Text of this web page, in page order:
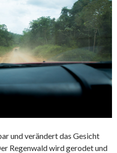
und verändert das Gesicht
Regenwald wird gerodet und